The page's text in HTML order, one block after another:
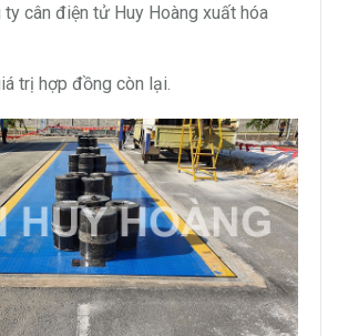
cân điện tử Huy Hoàng xuất hóa
trị hợp đồng còn lại.